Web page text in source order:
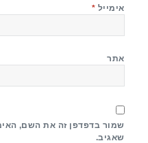
אימייל *
אתר
שמור בדפדפן זה את השם,
שאגיב.